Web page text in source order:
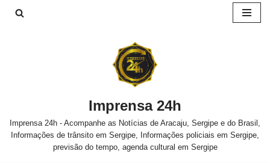
Imprensa 24h
Imprensa 24h - Acompanhe as Notícias de Aracaju, Sergipe e do Brasil,
Informações de trânsito em Sergipe, Informações policiais em Sergipe,
previsão do tempo, agenda cultural em Sergipe